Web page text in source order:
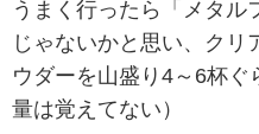
うまく行ったら「メタル
じゃないかと思い、クリ
ウダーを山盛り4～6杯
量は覚えてない）